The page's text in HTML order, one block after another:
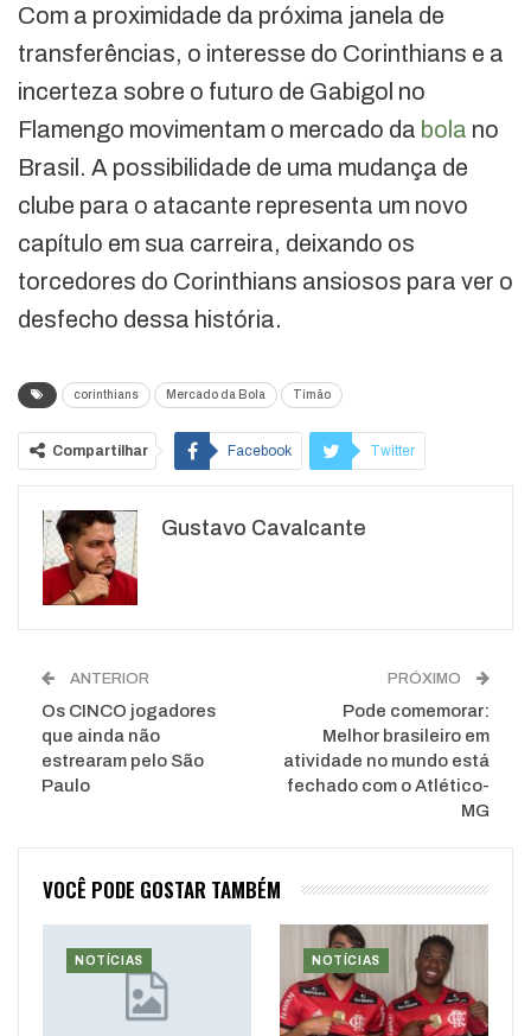
Com a proximidade da próxima janela de
transferências, o interesse do Corinthians e a
incerteza sobre o futuro de Gabigol no
Flamengo movimentam o mercado da bola no
Brasil. A possibilidade de uma mudança de
clube para o atacante representa um novo
capítulo em sua carreira, deixando os
torcedores do Corinthians ansiosos para ver o
desfecho dessa história.
corinthians Mercado da Bola Timão
Compartilhar Facebook Twitter
WhatsApp
Gustavo Cavalcante
ANTERIOR
Os CINCO jogadores
que ainda não
estrearam pelo São
Paulo
PRÓXIMO
Pode comemorar:
Melhor brasileiro em
atividade no mundo está
fechado com o Atlético-
MG
VOCÊ PODE GOSTAR TAMBÉM
NOTÍCIAS NOTÍCIAS